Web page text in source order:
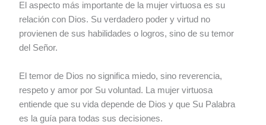
El aspecto más importante de la mujer virtuosa es su
relación con Dios. Su verdadero poder y virtud no
provienen de sus habilidades o logros, sino de su temor
del Señor.
El temor de Dios no significa miedo, sino reverencia,
respeto y amor por Su voluntad. La mujer virtuosa
entiende que su vida depende de Dios y que Su Palabra
es la guía para todas sus decisiones.